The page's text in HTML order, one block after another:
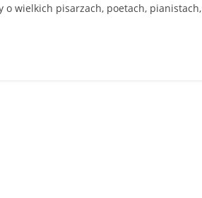
wielkich pisarzach, poetach, pianistach,